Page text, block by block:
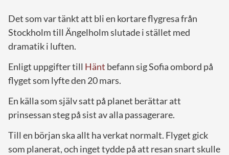
Det som var tänkt att bli en kortare flygresa från
Stockholm till Ängelholm slutade i stället med
dramatik i luften.
Enligt uppgifter till Hänt befann sig Sofia ombord på
flyget som lyfte den 20 mars.
En källa som själv satt på planet berättar att
prinsessan steg på sist av alla passagerare.
Till en början ska allt ha verkat normalt. Flyget gick
som planerat, och inget tydde på att resan snart skulle